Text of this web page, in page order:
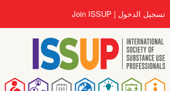
إلى
المحتوى
الرئيسي
تسجيل الدخول Join ISSUP